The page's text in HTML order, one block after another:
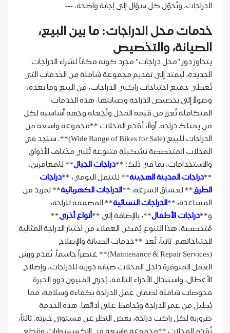
الدراجات، وتُحوّل كل سؤال إلى إجابة واضحة. ---
خدمات محل الدراجات: ما بين البيع،
الصيانة، والتخصيص
يتجاوز دور "محل دراجات" مجرد كونه مكاناً لشراء الدراجات
الجديدة، ليمتد إلى تقديم مجموعة شاملة من الخدمات التي
تُغطي جميع احتياجات راكبي الدراجات، من البيع وما بعده،
وصولاً إلى تخصيص الدراجة وصيانتها. هذه الخدمات
المتكاملة تُعزز من قيمة المحل وتُجعله وجهة أساسية لكل
من يمتلك دراجة. أولاً، تُقدم المحلات **مجموعة واسعة من
الدراجات للبيع (Wide Range of Bikes for Sale)**. ستجد في
المحلات المتخصصة تشكيلة متنوعة تُلبي مختلف الأذواق
والاستخدامات، بما في ذلك: **دراجات الجبال** للمغامرين،
**دراجات المدينة الهجينة** للتنقل اليومي، **دراجات
الطرق** لعشاق السرعة، **الدراجات الكهربائية** لمزيد من
المساعدة، **الدراجات النسائية** المصممة للراحة،
و**دراجات الأطفال**، بالإضافة إلى **أنواع أخرى**
مُتخصصة. هذا التنوع يُمكن العملاء من اختيار الدراجة المثالية
لاحتياجاتهم. ثانياً، تُعد **خدمات الصيانة والإصلاح
(Maintenance & Repair Services)** عنصراً حاسماً. تُقدم ورش
العمل المتوفرة داخل المحلات صيانة دورية للدراجات، وإصلاح
الأعطال، واستبدال الأجزاء التالفة. يُجري الفنيون ذوو الخبرة
فحوصات شاملة لضمان عمل الدراجة بكفاءة وسلامة، مما
يُطيل من عمر الدراجة ويُحافظ على أدائها. هذه الخدمة
ضرورية لكل راكب دراجة، بغض النظر عن مستوى خبرته. ثالثاً،
تُقدم المحلات **مجموعة واسعة من الإكسسوارات وقطع